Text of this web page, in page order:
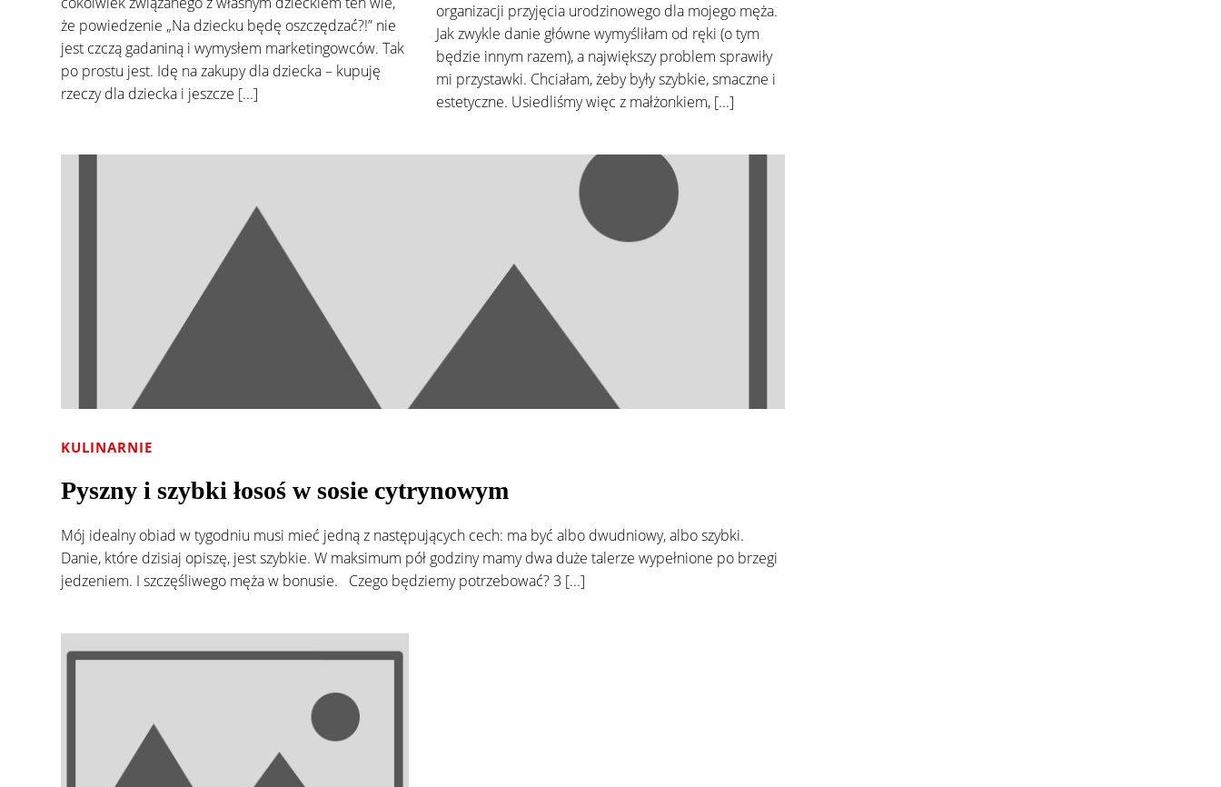
że powiedzenie „Na dziecku będę oszczędzać?!” nie
jest czczą gadaniną i wymysłem marketingowców. Tak
po prostu jest. Idę na zakupy dla dziecka – kupuję
rzeczy dla dziecka i jeszcze [...]
organizacji przyjęcia urodzinowego dla mojego męża.
Jak zwykle danie główne wymyśliłam od ręki (o tym
będzie innym razem), a największy problem sprawiły
mi przystawki. Chciałam, żeby były szybkie, smaczne i
estetyczne. Usiedliśmy więc z małżonkiem, [...]
KULINARNIE
Pyszny i szybki łosoś w sosie cytrynowym
Mój idealny obiad w tygodniu musi mieć jedną z następujących cech: ma być albo dwudniowy, albo szybki.
Danie, które dzisiaj opiszę, jest szybkie. W maksimum pół godziny mamy dwa duże talerze wypełnione po brzegi
jedzeniem. I szczęśliwego męża w bonusie. Czego będziemy potrzebować? 3 [...]